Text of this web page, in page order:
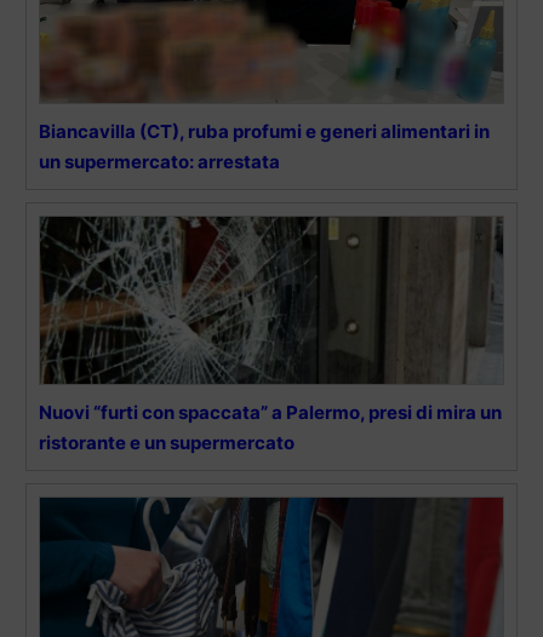
Biancavilla (CT), ruba profumi e generi alimentari in
un supermercato: arrestata
Nuovi “furti con spaccata” a Palermo, presi di mira un
ristorante e un supermercato